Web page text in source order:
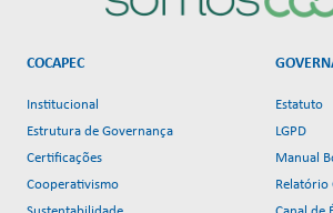
COCAPEC
Institucional
Estrutura de Governança
Certificações
Cooperativismo
Estatuto
LGPD
Manual
Relatório